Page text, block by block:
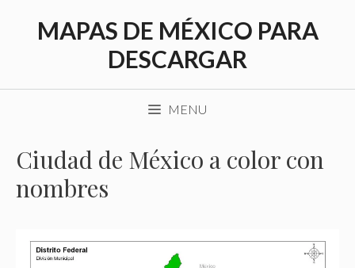
MAPAS DE MÉXICO PARA
DESCARGAR
MENU
Ciudad de México a color con
nombres